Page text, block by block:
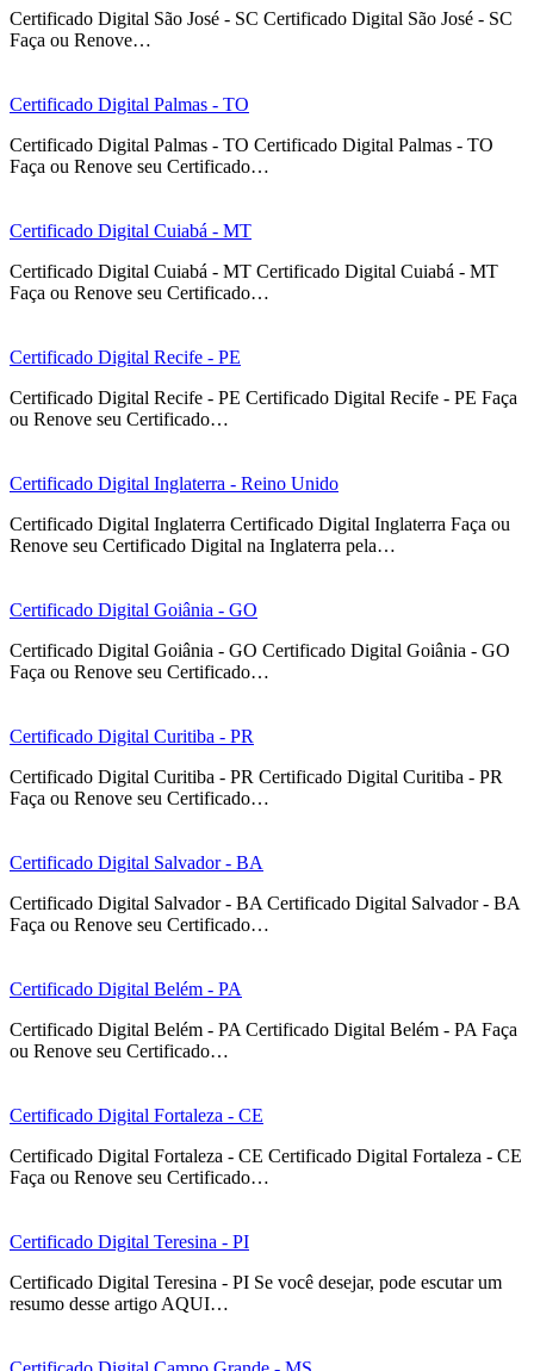
Certificado Digital São José - SC Certificado Digital São José - SC
Faça ou Renove…
Certificado Digital Palmas - TO
Certificado Digital Palmas - TO Certificado Digital Palmas - TO
Faça ou Renove seu Certificado…
Certificado Digital Cuiabá - MT
Certificado Digital Cuiabá - MT Certificado Digital Cuiabá - MT
Faça ou Renove seu Certificado…
Certificado Digital Recife - PE
Certificado Digital Recife - PE Certificado Digital Recife - PE Faça
ou Renove seu Certificado…
Certificado Digital Inglaterra - Reino Unido
Certificado Digital Inglaterra Certificado Digital Inglaterra Faça ou
Renove seu Certificado Digital na Inglaterra pela…
Certificado Digital Goiânia - GO
Certificado Digital Goiânia - GO Certificado Digital Goiânia - GO
Faça ou Renove seu Certificado…
Certificado Digital Curitiba - PR
Certificado Digital Curitiba - PR Certificado Digital Curitiba - PR
Faça ou Renove seu Certificado…
Certificado Digital Salvador - BA
Certificado Digital Salvador - BA Certificado Digital Salvador - BA
Faça ou Renove seu Certificado…
Certificado Digital Belém - PA
Certificado Digital Belém - PA Certificado Digital Belém - PA Faça
ou Renove seu Certificado…
Certificado Digital Fortaleza - CE
Certificado Digital Fortaleza - CE Certificado Digital Fortaleza - CE
Faça ou Renove seu Certificado…
Certificado Digital Teresina - PI
Certificado Digital Teresina - PI Se você desejar, pode escutar um
resumo desse artigo AQUI…